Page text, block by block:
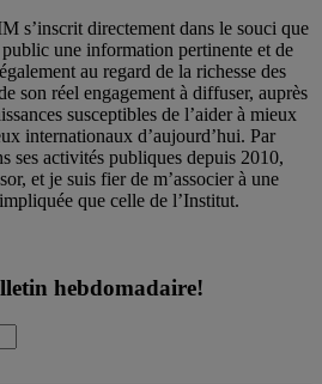
s’inscrit directement dans le souci que
une information pertinente et de
au regard de la richesse des
son réel engagement à diffuser, auprès
susceptibles de l’aider à mieux
internationaux d’aujourd’hui. Par
ses activités publiques depuis 2010,
et je suis fier de m’associer à une
que celle de l’Institut.
hebdomadaire!